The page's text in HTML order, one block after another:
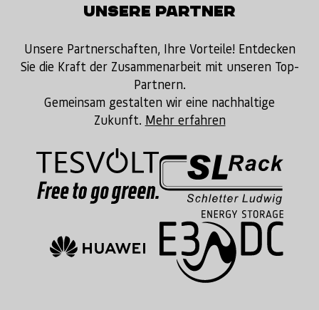
UNSERE PARTNER
Unsere Partnerschaften, Ihre Vorteile! Entdecken
Sie die Kraft der Zusammenarbeit mit unseren Top-
Partnern.
Gemeinsam gestalten wir eine nachhaltige
Zukunft. Mehr erfahren